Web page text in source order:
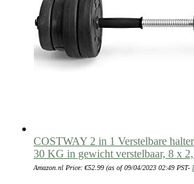
COSTWAY 2 in 1 Verstelbare
30 KG in gewicht verstelbaar, 8 x
Amazon.nl Price: €52.99 (as of 09/04/2023 02:49 PST-